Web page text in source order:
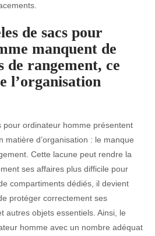
de sacs pour
manquent de
de rangement, ce
l’organisation
pour ordinateur homme présentent
matière d’organisation : le manque
Cette lacune peut rendre la
ses affaires plus difficile pour
compartiments dédiés, il devient
protéger correctement ses
autres objets essentiels. Ainsi, le
homme avec un nombre adéquat